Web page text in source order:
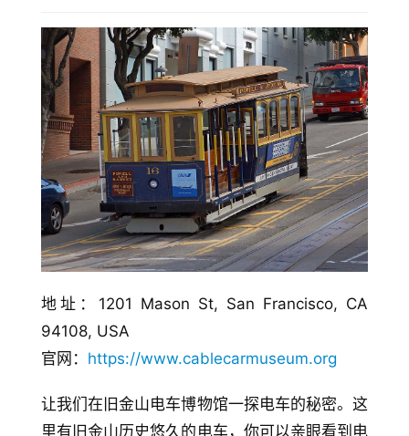
地址：1201 Mason St, San Francisco, CA
94108, USA
官网： https://www.cablecarmuseum.org
让我们在旧金山电车博物馆一探电车的秘密。这
里有旧金山历史悠久的电车，你可以亲眼看到电